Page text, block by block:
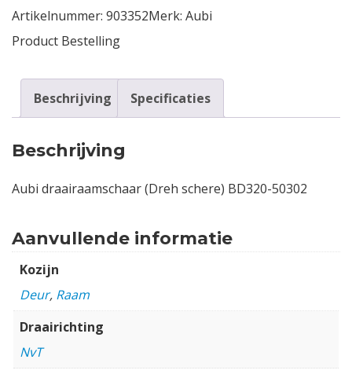
Artikelnummer: 903352Merk: Aubi
Product Bestelling
Beschrijving Specificaties
Beschrijving
Aubi draairaamschaar (Dreh schere) BD320-50302
Aanvullende informatie
Kozijn
Deur, Raam
Draairichting
NvT